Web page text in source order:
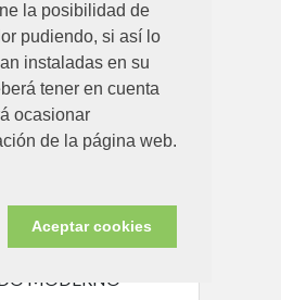
la posibilidad de
pudiendo, si así lo
instaladas en su
tener en cuenta
ocasionar
de la página web.
Aceptar cookies
METALICO 16,5 X 17,5 X
MADERA LARGO
detalle